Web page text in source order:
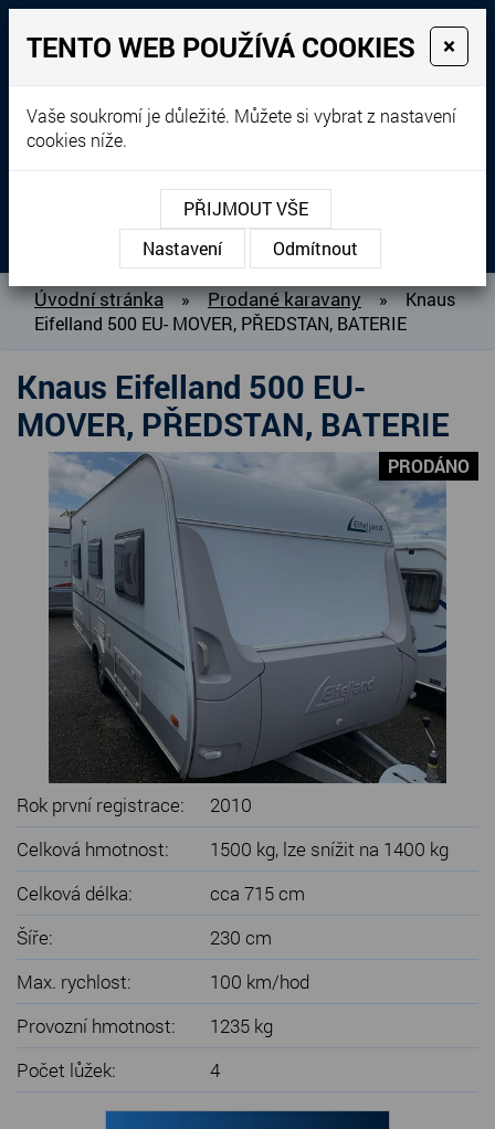
Prodej, dovoz, výkup a
pronájem karavanů
+420 604 760 364
MENU
O NÁS
BAZAR KARAVANŮ
PRODANÉ KARAVANY
PŮJČOVNA KARAVANŮ
DOPLŇKY PRO KARAVANY
SERVIS KARAVANŮ
KONTAKT
Úvodní stránka » Prodané karavany »
Knaus
Eifelland 500 EU- MOVER, PŘEDSTAN, BATERIE
Knaus Eifelland 500 EU-
MOVER, PŘEDSTAN, BATERIE
PRODÁNO
Rok první registrace:
2010
Celková hmotnost:
1500 kg, lze snížit na 1400 kg
Celková délka:
cca 715 cm
Šíře:
230 cm
Max. rychlost:
100 km/hod
Provozní hmotnost:
1235 kg
Počet lůžek:
4
TENTO WEB POUŽÍVÁ COOKIES ×
Vaše soukromí je důležité. Můžete si vybrat z nastavení
cookies níže.
PŘIJMOUT VŠE
Nastavení
Odmítnout